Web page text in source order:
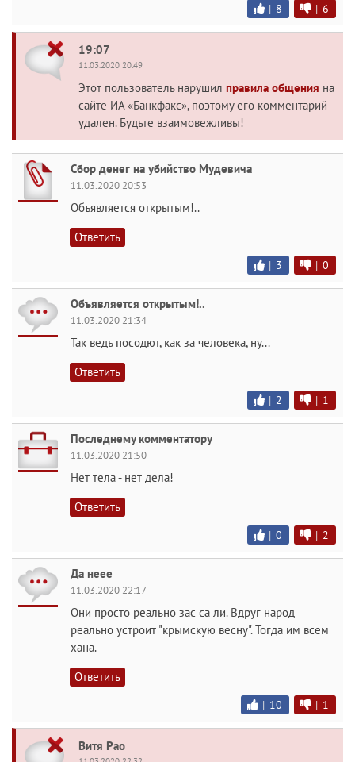
| 8 | 6
19:07
11.03.2020 20:49
Этот пользователь нарушил правила общения на
сайте ИА «Банкфакс», поэтому его комментарий
удален. Будьте взаимовежливы!
Сбор денег на убийство Мудевича
11.03.2020 20:53
Объявляется открытым!..
Ответить
| 3 | 0
Объявляется открытым!..
11.03.2020 21:34
Так ведь посодют, как за человека, ну...
Ответить
| 2 | 1
Последнему комментатору
11.03.2020 21:50
Нет тела - нет дела!
Ответить
| 0 | 2
Да неее
11.03.2020 22:17
Они просто реально зас са ли. Вдруг народ
реально устроит "крымскую весну". Тогда им всем
хана.
Ответить
| 10 | 1
Витя Рао